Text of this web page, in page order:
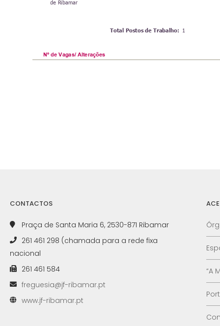
CONTACTOS
Praça de Santa Maria 6, 2530-871 Ribamar
261 461 298 (chamada para a rede fixa
nacional
261 461 584
freguesia@jf-ribamar.pt
www.jf-ribamar.pt
“A